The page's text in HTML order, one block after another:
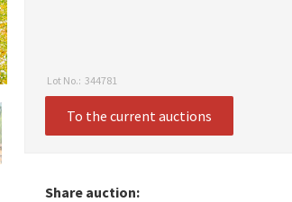
Lot No.: 344781
To the current auctions
Share auction: